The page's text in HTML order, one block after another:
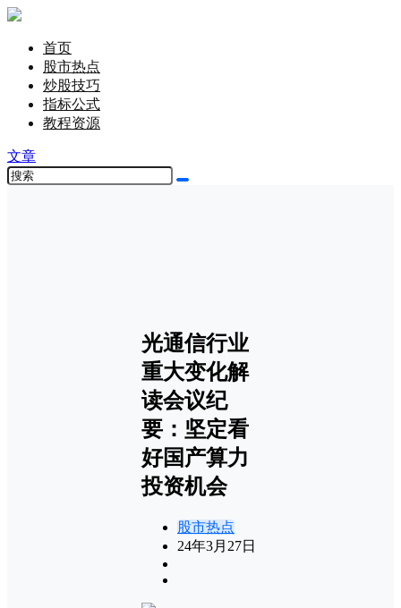
首页
股市热点
炒股技巧
指标公式
教程资源
文章
光通信行业
重大变化解
读会议纪
要：坚定看
好国产算力
投资机会
股市热点
24年3月27日